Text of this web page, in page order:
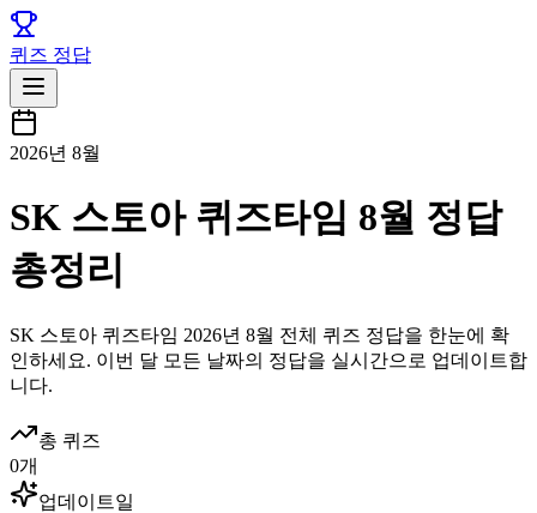
퀴즈 정답
2026년 8월
SK 스토아 퀴즈타임 8월 정답
총정리
SK 스토아 퀴즈타임 2026년 8월 전체 퀴즈 정답을 한눈에 확
인하세요. 이번 달 모든 날짜의 정답을 실시간으로 업데이트합
니다.
총 퀴즈
0개
업데이트일